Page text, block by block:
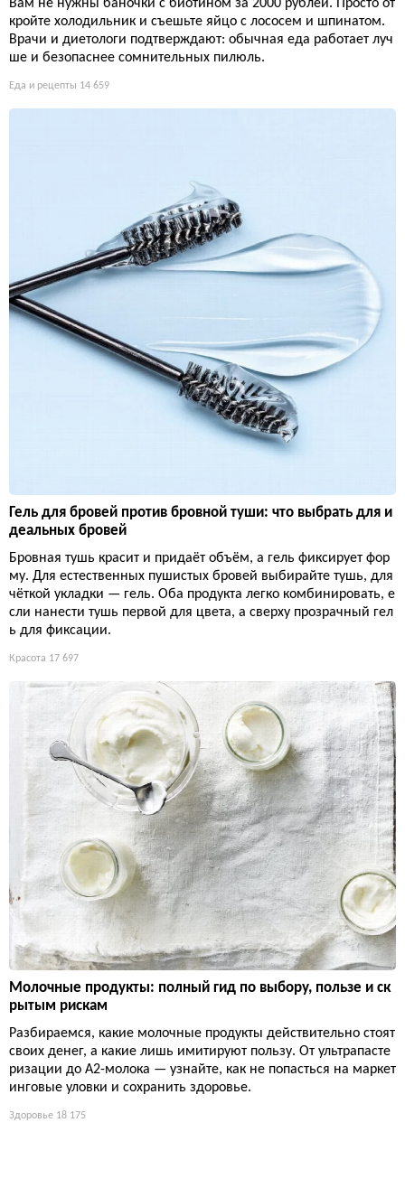
Вам не нужны баночки с биотином за 2000 рублей. Просто от
кройте холодильник и съешьте яйцо с лососем и шпинатом.
Врачи и диетологи подтверждают: обычная еда работает луч
ше и безопаснее сомнительных пилюль.
Еда и рецепты 14 659
Гель для бровей против бровной туши: что выбрать для и
деальных бровей
Бровная тушь красит и придаёт объём, а гель фиксирует фор
му. Для естественных пушистых бровей выбирайте тушь, для
чёткой укладки — гель. Оба продукта легко комбинировать, е
сли нанести тушь первой для цвета, а сверху прозрачный гел
ь для фиксации.
Красота 17 697
Молочные продукты: полный гид по выбору, пользе и ск
рытым рискам
Разбираемся, какие молочные продукты действительно стоят
своих денег, а какие лишь имитируют пользу. От ультрапасте
ризации до А2-молока — узнайте, как не попасться на маркет
инговые уловки и сохранить здоровье.
Здоровье 18 175